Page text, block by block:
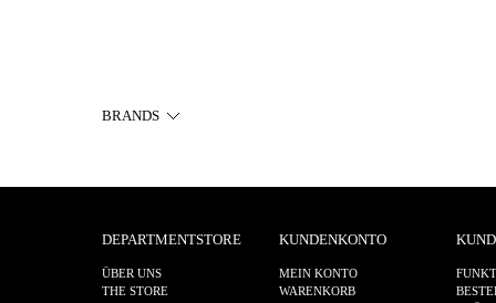
BRANDS
DEPARTMENTSTORE
ÜBER UNS
THE STORE
KUNDENKONTO
MEIN KONTO
WARENKORB